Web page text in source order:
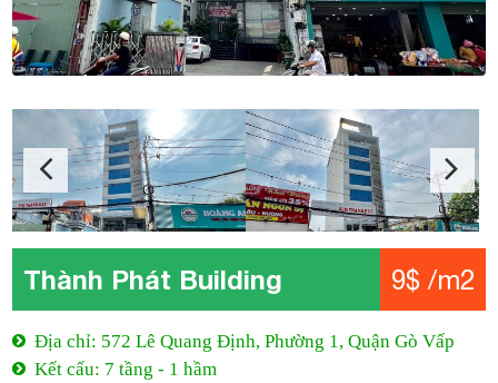
Thành Phát Building 9$ /m2
Địa chỉ: 572 Lê Quang Định, Phường 1, Quận Gò Vấp
Kết cấu: 7 tầng - 1 hầm